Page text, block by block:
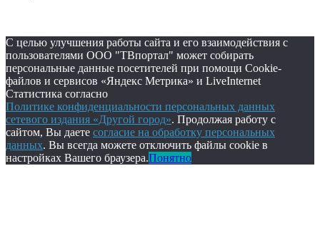
С целью улучшения работы сайта и его взаимодействия с
пользователями ООО "ТВпортал" может собирать
персональные данные посетителей при помощи Cookie-
файлов и сервисов «Яндекс Метрика» и LiveInternet
Статистика согласно
Политике конфиденциальности персональных данных
сетевого издания «Другой город». Продолжая работу с
сайтом, Вы даете согласие на обработку персональных
данных. Вы всегда можете отключить файлы cookie в
настройках Вашего браузера.Понятно